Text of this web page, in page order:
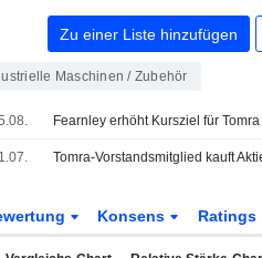
Zu einer Liste hinzufügen
Maschinen / Zubehör
Konsens Ratings